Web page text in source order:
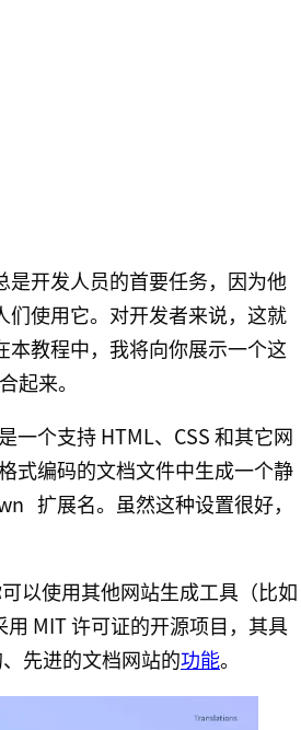
开发人员的首要任务，因为他
使用它。对开发者来说，这就
教程中，我将向你展示一个这
起来。
一个支持 HTML、CSS 和其它网
式编码的文档文件中生成一个静
扩展名。虽然这种设置很好，
以使用其他网站生成工具（比如
MIT 许可证的开源项目，其具
先进的文档网站的功能。